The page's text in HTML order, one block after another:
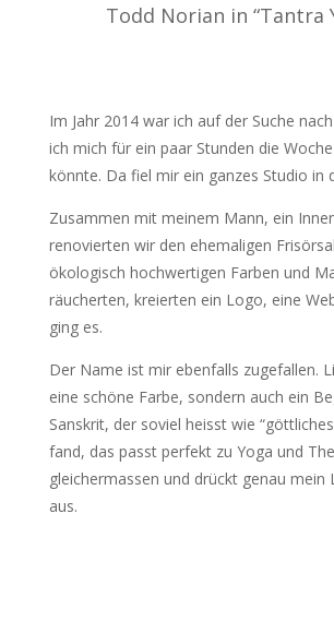
Todd Norian in “Tantra
Im Jahr 2014 war ich auf der Suche
ich mich für ein paar Stunden die
könnte. Da fiel mir ein ganzes Studio in
Zusammen mit meinem Mann, ein
renovierten wir den ehemaligen
ökologisch hochwertigen Farben und
räucherten, kreierten ein Logo, eine
ging es.
Der Name ist mir ebenfalls zugefallen.
eine schöne Farbe, sondern auch ein
Sanskrit, der soviel heisst wie “göttliches
fand, das passt perfekt zu Yoga und
gleichermassen und drückt genau mein
aus.